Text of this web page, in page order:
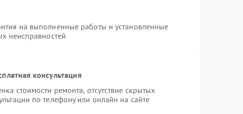
на выполненные работы и установленные
неисправностей
консультация
стоимости ремонта, отсутствие скрытых
по телефону или онлайн на сайте